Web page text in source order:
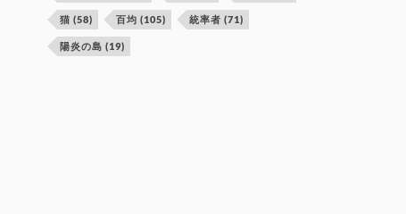
猫 (58) 百均 (105) 統率者 (71)
陽炎の島 (19)